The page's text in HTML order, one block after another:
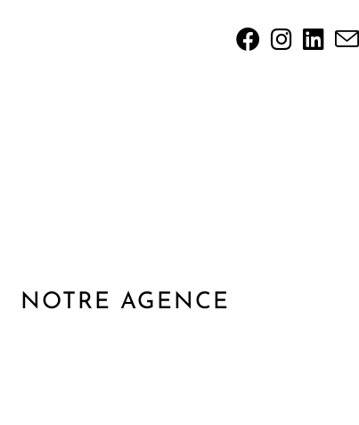
NOTRE AGENCE